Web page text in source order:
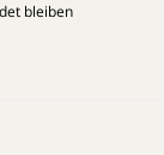
bleiben